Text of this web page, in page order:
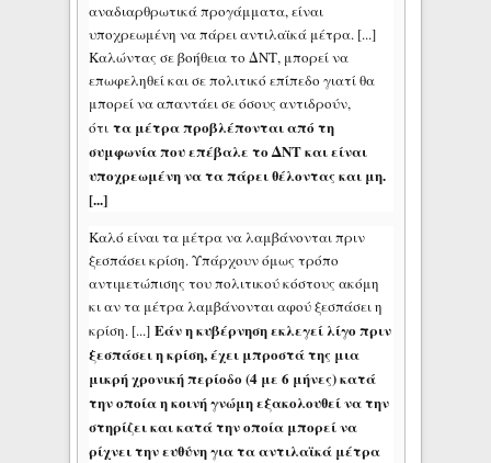
αναδιαρθρωτικά προγάμματα, είναι
υποχρεωμένη να πάρει αντιλαϊκά μέτρα. [...]
Καλώντας σε βοήθεια το ΔΝΤ, μπορεί να
επωφεληθεί και σε πολιτικό επίπεδο γιατί θα
μπορεί να απαντάει σε όσους αντιδρούν,
ότιτα μέτρα προβλέπονται από τη
συμφωνία που επέβαλε το ΔΝΤ και είναι
υποχρεωμένη να τα πάρει θέλοντας και μη.
[...]
Καλό είναι τα μέτρα να λαμβάνονται πριν
ξεσπάσει κρίση. Υπάρχουν όμως τρόπο
αντιμετώπισης του πολιτικού κόστους ακόμη
κι αν τα μέτρα λαμβάνονται αφού ξεσπάσει η
κρίση. [...] Εάν η κυβέρνηση εκλεγεί λίγο πριν
ξεσπάσει η κρίση, έχει μπροστά της μια
μικρή χρονική περίοδο (4 με 6 μήνες) κατά
την οποία η κοινή γνώμη εξακολουθεί να την
στηρίζει και κατά την οποία μπορεί να
ρίχνει την ευθύνη για τα αντιλαϊκά μέτρα